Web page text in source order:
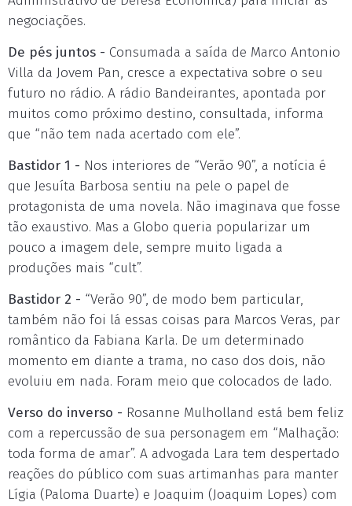
negociações.
De pés juntos - Consumada a saída de Marco Antonio
Villa da Jovem Pan, cresce a expectativa sobre o seu
futuro no rádio. A rádio Bandeirantes, apontada por
muitos como próximo destino, consultada, informa
que “não tem nada acertado com ele”.
Bastidor 1 - Nos interiores de “Verão 90”, a notícia é
que Jesuíta Barbosa sentiu na pele o papel de
protagonista de uma novela. Não imaginava que fosse
tão exaustivo. Mas a Globo queria popularizar um
pouco a imagem dele, sempre muito ligada a
produções mais “cult”.
Bastidor 2 - “Verão 90”, de modo bem particular,
também não foi lá essas coisas para Marcos Veras, par
romântico da Fabiana Karla. De um determinado
momento em diante a trama, no caso dos dois, não
evoluiu em nada. Foram meio que colocados de lado.
Verso do inverso - Rosanne Mulholland está bem feliz
com a repercussão de sua personagem em “Malhação:
toda forma de amar”. A advogada Lara tem despertado
reações do público com suas artimanhas para manter
Lígia (Paloma Duarte) e Joaquim (Joaquim Lopes) com